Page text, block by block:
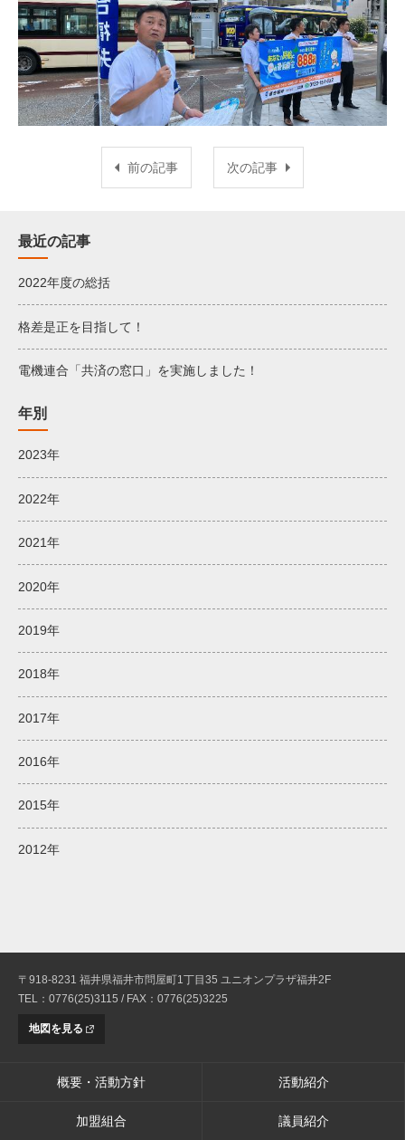
前の記事 次の記事
最近の記事
2022年度の総括
格差是正を目指して！
電機連合「共済の窓口」を実施しました！
年別
2023年
2022年
2021年
2020年
2019年
2018年
2017年
2016年
2015年
2012年
〒918-8231 福井県福井市問屋町1丁目35 ユニオンプラザ福井2F
TEL：0776(25)3115 / FAX：0776(25)3225
地図を見る
概要・活動方針 活動紹介
加盟組合 議員紹介